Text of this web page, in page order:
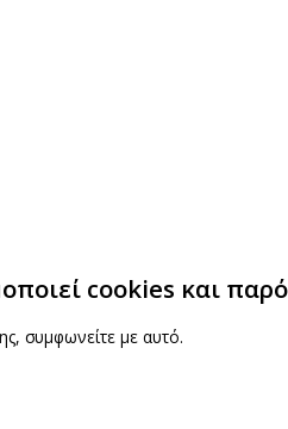
cookies και
συμφωνείτε με αυτό.